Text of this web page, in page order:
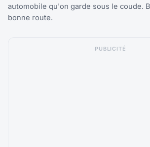
automobile qu'on garde sous le coude.
bonne route.
PUBLICITÉ